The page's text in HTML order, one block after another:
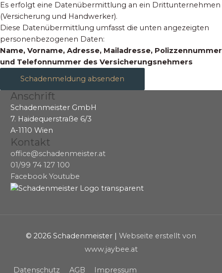
Es erfolgt eine Datenübermittlung an ein Drittunternehmen
(Versicherung und Handwerker).
Diese Datenübermittlung umfasst die unten angezeigten
personenbezogenen Daten:
Name, Vorname, Adresse, Mailadresse, Polizzennummer
und Telefonnummer des Versicherungsnehmers
Schadenmeldung absenden
Anschrift
Schadenmeister GmbH
7. Haidequerstraße 6/3
A-1110 Wien
Kontakt
office@schadenmeister.at
01/99 74 127 100
Facebook Youtube
© 2026 Schadenmeister | Webseite erstellt von
www.jaybee.at
Datenschutz AGB Impressum